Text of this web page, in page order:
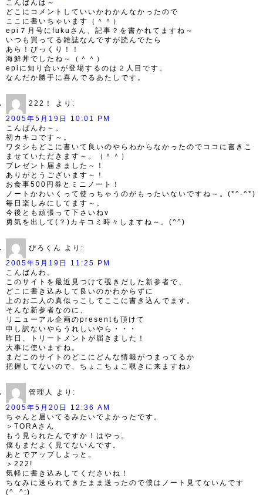
こんばんは～
どこにコメントしていいかわかんなかったので
ここに書いちゃいます（＾＾）
epi７月号にfukuさん、記事？を書かれてますね～
いつも買ってる雑誌なんですが読んでたら
あら！びっくり！！
海鮮丼でしたね～（＾＾）
epiに知り合いが登場するのは２人目です。
なんだか勝手に喜んでるあたしです。
222！
より:
2005年5月19日 10:01 PM
こんばんわ～。
初カキコです～。
ワタシもどこに書いて良いのやらわからなかったのでココに書きこ
ませていただきます～。（＾＾）
プレゼント届きました～！
ありがとうございます～！
お食事500円券とミニノート！
ノートかわいくって使っちゃうのがもったいないですね～。(*^-^*)
毎日楽しみにしてます～。
今後とも頑張って下さいねv
勇気を出して(？)カキコミ時々しますね～。(^^)
ぴろくん
より:
2005年5月19日 11:25 PM
こんばんわ。
このサイトを最近見つけて覗きだした新参者で、
どこに書き込みして良いのかわからずに
上のお二人の真似っこしてここに書き込んでます。
そんな新参者なのに、
リニューアル企画のpresentも頂けて
申し訳ないやらうれしいやら・・・
昨日、トリートメントが届きました！
大事に使いますね。
まだこのサイトのどこにどんな情報がつまってるか
把握してないので、ちょこちょこ覗きに来ますね♪
管理人
より:
2005年5月20日 12:36 AM
ちゃんと届いてるみたいでよかったです。
＞TORAさん
もう見られたんですか！はやっ。
僕もまだよく見てないんです。
あとでアップしよっと。
＞222!
気軽に書き込みしてくださいね！
ちなみに送られてきたまま送ったので僕はノート見てないんです
(^_^;)